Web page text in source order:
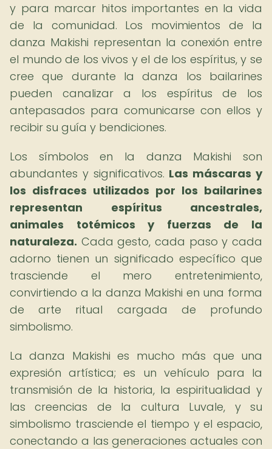
y para marcar hitos importantes en la vida
de la comunidad. Los movimientos de la
danza Makishi representan la conexión entre
el mundo de los vivos y el de los espíritus, y se
cree que durante la danza los bailarines
pueden canalizar a los espíritus de los
antepasados para comunicarse con ellos y
recibir su guía y bendiciones.
Los símbolos en la danza Makishi son
abundantes y significativos. Las máscaras y
los disfraces utilizados por los bailarines
representan espíritus ancestrales,
animales totémicos y fuerzas de la
naturaleza. Cada gesto, cada paso y cada
adorno tienen un significado específico que
trasciende el mero entretenimiento,
convirtiendo a la danza Makishi en una forma
de arte ritual cargada de profundo
simbolismo.
La danza Makishi es mucho más que una
expresión artística; es un vehículo para la
transmisión de la historia, la espiritualidad y
las creencias de la cultura Luvale, y su
simbolismo trasciende el tiempo y el espacio,
conectando a las generaciones actuales con